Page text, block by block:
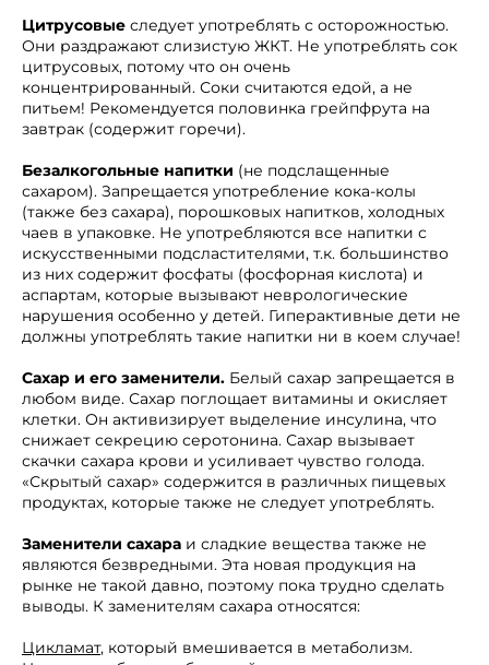
Цитрусовые следует употреблять с осторожностью.
Они раздражают слизистую ЖКТ. Не употреблять сок
цитрусовых, потому что он очень
концентрированный. Соки считаются едой, а не
питьем! Рекомендуется половинка грейпфрута на
завтрак (содержит горечи).
Безалкогольные напитки (не подслащенные
сахаром). Запрещается употребление кока-колы
(также без сахара), порошковых напитков, холодных
чаев в упаковке. Не употребляются все напитки с
искусственными подсластителями, т.к. большинство
из них содержит фосфаты (фосфорная кислота) и
аспартам, которые вызывают неврологические
нарушения особенно у детей. Гиперактивные дети не
должны употреблять такие напитки ни в коем случае!
Сахар и его заменители. Белый сахар запрещается в
любом виде. Сахар поглощает витамины и окисляет
клетки. Он активизирует выделение инсулина, что
снижает секрецию серотонина. Сахар вызывает
скачки сахара крови и усиливает чувство голода.
«Скрытый сахар» содержится в различных пищевых
продуктах, которые также не следует употреблять.
Заменители сахара и сладкие вещества также не
являются безвредными. Эта новая продукция на
рынке не такой давно, поэтому пока трудно сделать
выводы. К заменителям сахара относятся:
Цикламат, который вмешивается в метаболизм.